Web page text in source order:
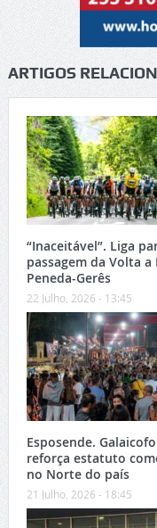
ARTIGOS
“Inaceitável”. Liga
passagem da Volta
Peneda-Gerês
22 Julho, 2026 - 13:45
Esposende.
reforça estatuto
no Norte do país
21 Julho, 2026 - 18:45